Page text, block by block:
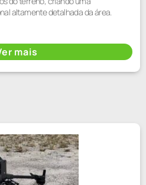
altamente detalhada da área.
mais